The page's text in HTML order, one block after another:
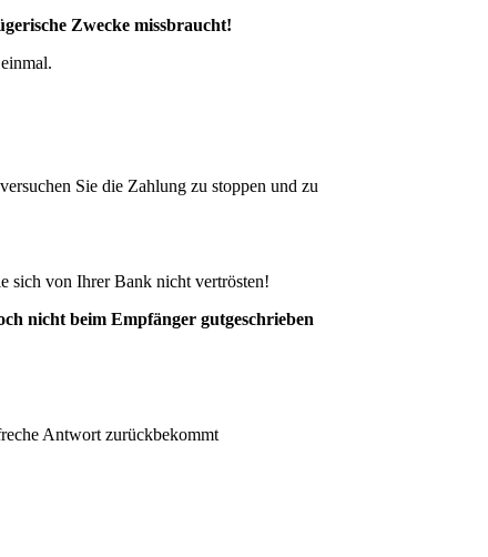
Zwecke missbraucht!
Sie die Zahlung zu stoppen und zu
sich von Ihrer Bank nicht vertrösten!
nicht beim Empfänger gutgeschrieben
Antwort zurückbekommt